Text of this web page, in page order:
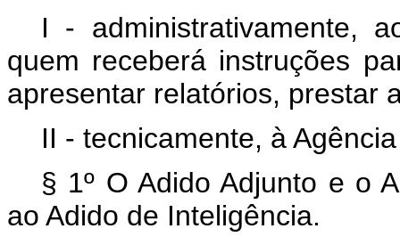
I - administrativamente,
quem receberá instruções
apresentar relatórios, prestar
II - tecnicamente, à
§ 1º O Adido Adjunto e o
ao Adido de Inteligência.